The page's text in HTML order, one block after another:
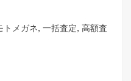
トメガネ, 一括査定, 高額査